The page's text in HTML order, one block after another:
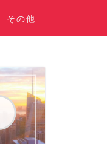
その他